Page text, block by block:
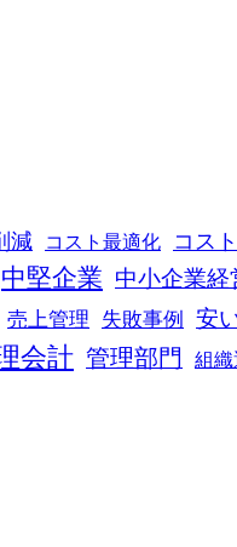
減 コスト最適化 コス
中堅企業 中小企業経
売上管理 失敗事例 安
会計 管理部門 組